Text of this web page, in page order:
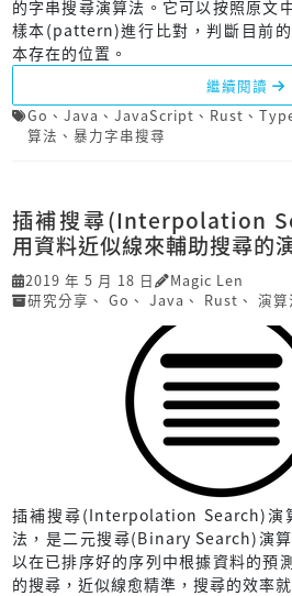
的字串搜尋演算法。它可以按照原文
樣本(pattern)進行比對，判斷目前
本存在的位置。
繼續閱讀
Go 、 Java 、 JavaScript 、 Rust 、
算法 、 暴力字串搜尋
插補搜尋(Interpolation
用資料近似線來輔助搜尋的
2019 年 5 月 18 日
Magic Len
研究分享 、 Go 、 Java 、 Rust 、 演算
插補搜尋(Interpolation Search)演
法，是二元搜尋(Binary Search)演
以在已排序好的序列中根據資料的預
的搜尋，近似線愈精準，搜尋的效率就